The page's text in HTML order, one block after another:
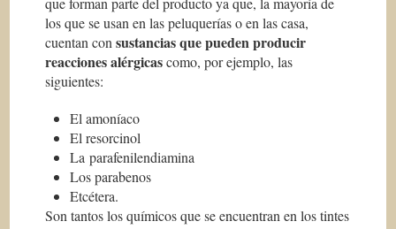
los que se usan en las peluquerías o en las casa,
cuentan con sustancias que pueden producir
reacciones alérgicascomo, por ejemplo, las
siguientes:
El amoníaco
El resorcinol
La parafenilendiamina
Los parabenos
Etcétera.
Son tantos los químicos que se encuentran en los tintes